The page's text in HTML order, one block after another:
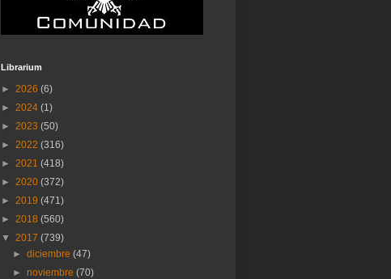
Librarium
► 2026 (6)
► 2024 (1)
► 2023 (50)
► 2022 (316)
► 2021 (418)
► 2020 (372)
► 2019 (471)
► 2018 (560)
▼ 2017 (739)
►diciembre(47)
►noviembre(70)